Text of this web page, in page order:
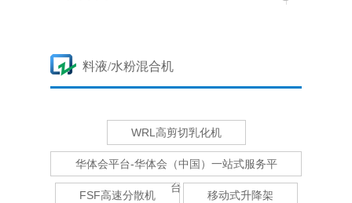
料液/水粉混合机
WRL高剪切乳化机
华体会平台-华体会（中国）一站式服务平
台
FSF高速分散机 移动式升降架